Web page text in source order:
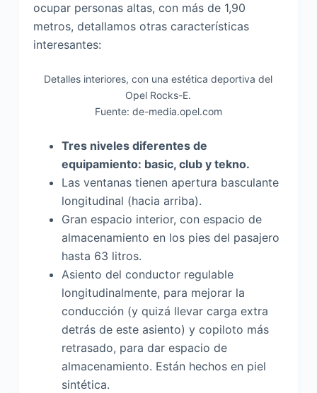
ocupar personas altas, con más de 1,90
metros, detallamos otras características
interesantes:
Detalles interiores, con una estética deportiva del
Opel Rocks-E.
Fuente: de-media.opel.com
Tres niveles diferentes de
equipamiento: basic, club y tekno.
Las ventanas tienen apertura basculante
longitudinal (hacia arriba).
Gran espacio interior, con espacio de
almacenamiento en los pies del pasajero
hasta 63 litros.
Asiento del conductor regulable
longitudinalmente, para mejorar la
conducción (y quizá llevar carga extra
detrás de este asiento) y copiloto más
retrasado, para dar espacio de
almacenamiento. Están hechos en piel
sintética.